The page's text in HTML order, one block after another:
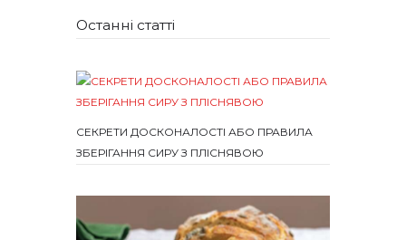
Останні статті
СЕКРЕТИ ДОСКОНАЛОСТІ АБО ПРАВИЛА
ЗБЕРІГАННЯ СИРУ З ПЛІСНЯВОЮ